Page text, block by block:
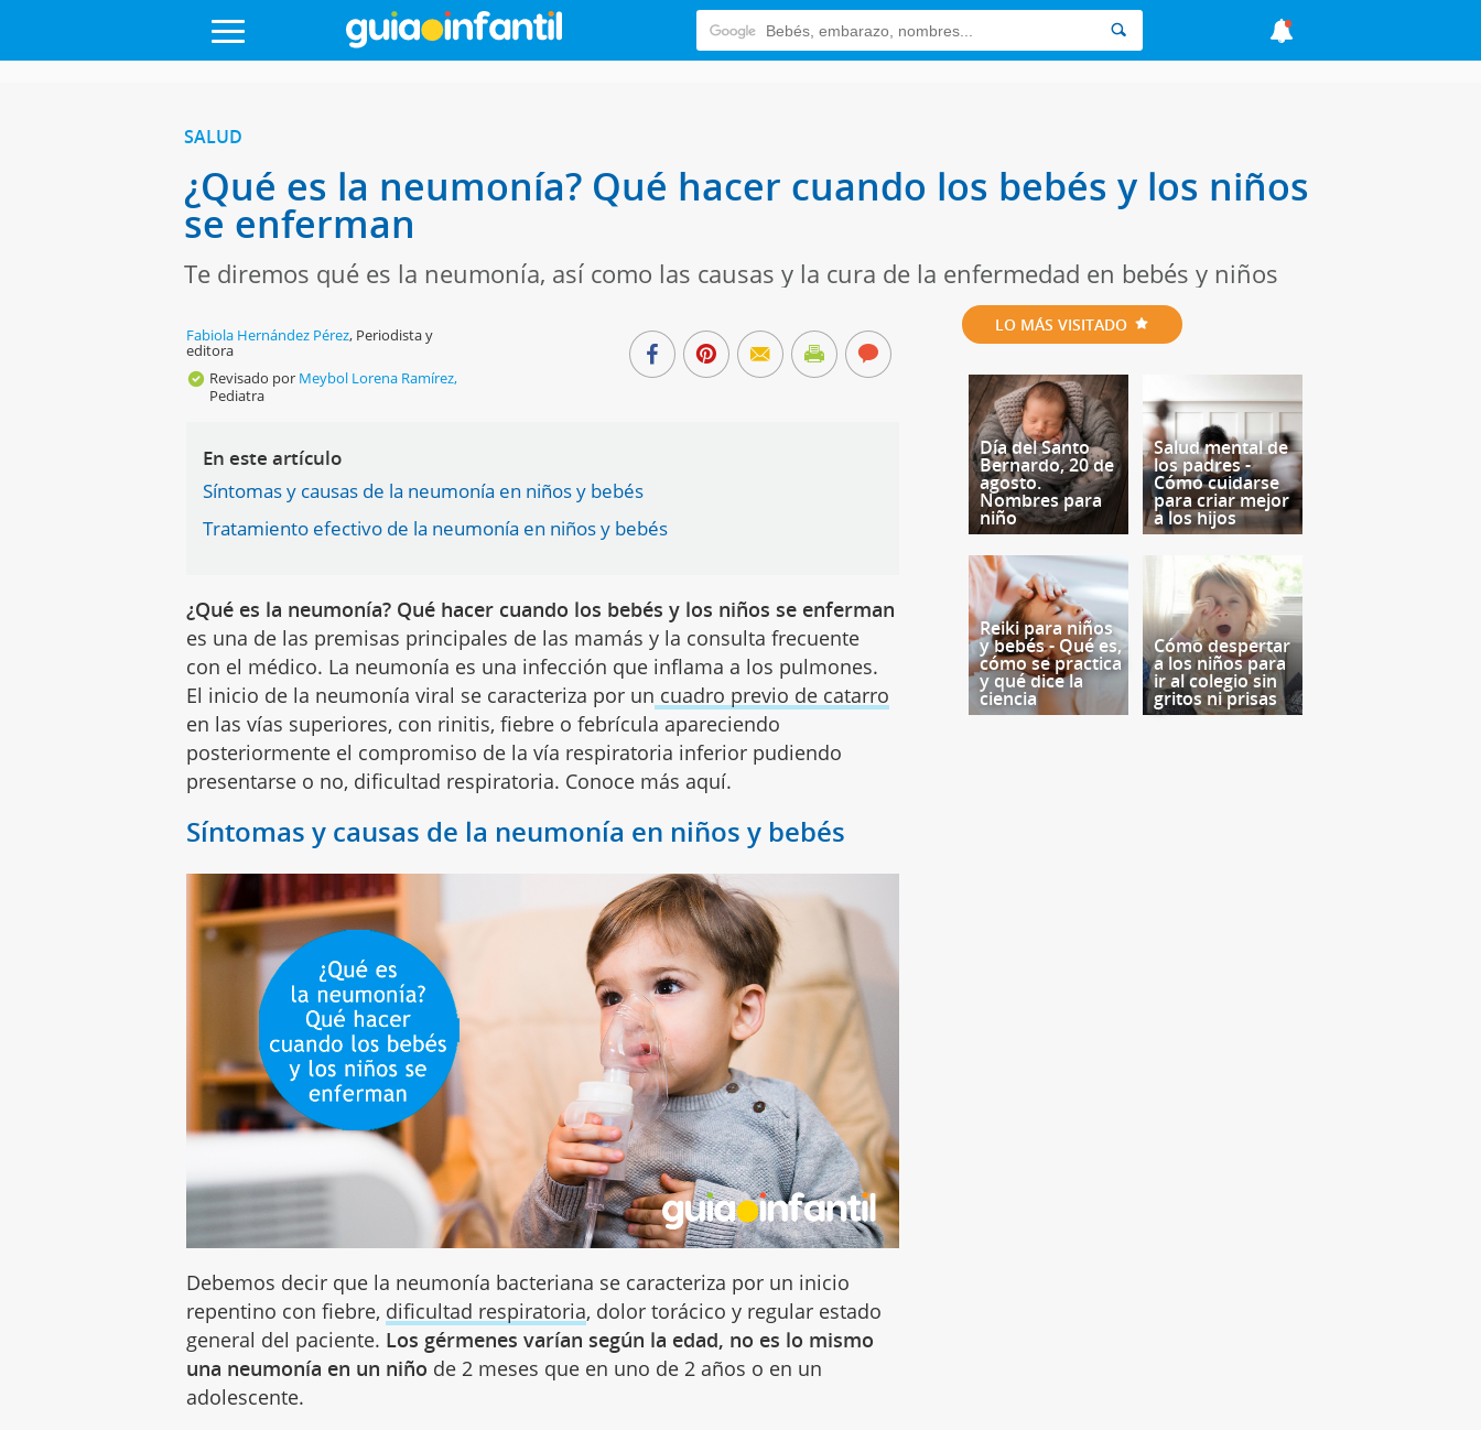
SALUD
¿Qué es la neumonía? Qué hacer cuando los bebés y los niños
se enferman
Te diremos qué es la neumonía, así como las causas y la cura de la enfermedad en bebés y niños
Fabiola Hernández Pérez, Periodista y
editora
Revisado por Meybol Lorena Ramírez,
Pediatra
En este artículo
Síntomas y causas de la neumonía en niños y bebés
Tratamiento efectivo de la neumonía en niños y bebés
¿Qué es la neumonía? Qué hacer cuando los bebés y los niños se enferman
es una de las premisas principales de las mamás y la consulta frecuente
con el médico. La neumonía es una infección que inflama a los pulmones.
El inicio de la neumonía viral se caracteriza por un cuadro previo de catarro
en las vías superiores, con rinitis, fiebre o febrícula apareciendo
posteriormente el compromiso de la vía respiratoria inferior pudiendo
presentarse o no, dificultad respiratoria. Conoce más aquí.
Síntomas y causas de la neumonía en niños y bebés
Debemos decir que la neumonía bacteriana se caracteriza por un inicio
repentino con fiebre, dificultad respiratoria, dolor torácico y regular estado
general del paciente. Los gérmenes varían según la edad, no es lo mismo
una neumonía en un niño de 2 meses que en uno de 2 años o en un
adolescente.
LO MÁS VISITADO
Día del Santo
Bernardo, 20 de
agosto.
Nombres para
niño
Salud mental de
los padres -
Cómo cuidarse
para criar mejor
a los hijos
Reiki para niños
y bebés - Qué es,
cómo se practica
y qué dice la
ciencia
Cómo despertar
a los niños para
ir al colegio sin
gritos ni prisas